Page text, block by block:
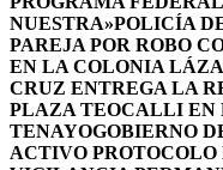
NUESTRA»POLICÍA
PAREJA POR ROBO
EN LA COLONIA
CRUZ ENTREGA LA
PLAZA TEOCALLI EN
TENAYOGOBIERNO
ACTIVO